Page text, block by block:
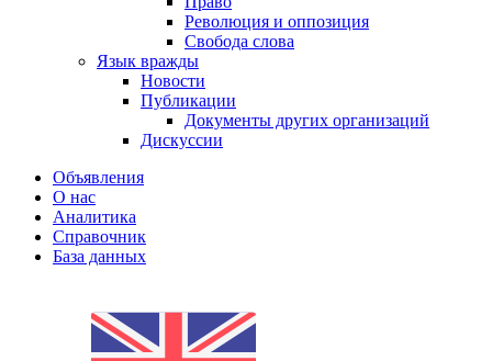
Революция и оппозиция
Свобода слова
Язык вражды
Новости
Публикации
Документы других организаций
Дискуссии
Объявления
О нас
Аналитика
Справочник
База данных